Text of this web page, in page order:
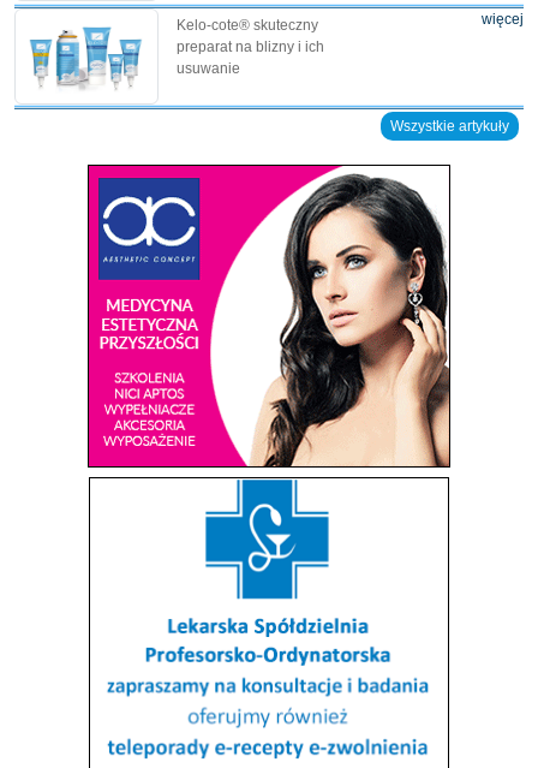
Kelo-cote® skuteczny
preparat na blizny i ich
usuwanie
więcej
Wszystkie artykuły